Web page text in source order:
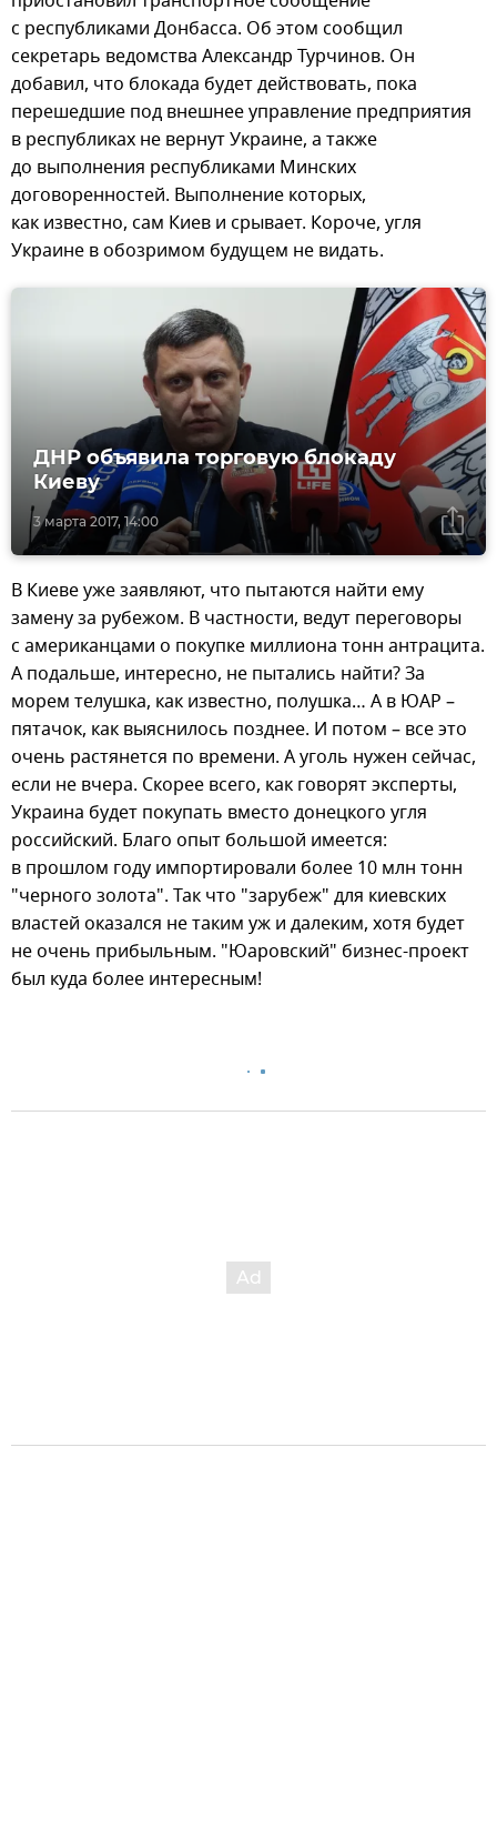
с республиками Донбасса. Об этом сообщил
секретарь ведомства Александр Турчинов. Он
добавил, что блокада будет действовать, пока
перешедшие под внешнее управление предприятия
в республиках не вернут Украине, а также
до выполнения республиками Минских
договоренностей. Выполнение которых,
как известно, сам Киев и срывает. Короче, угля
Украине в обозримом будущем не видать.
3 марта 2017, 14:00
ДНР объявила торговую блокаду
Киеву
В Киеве уже заявляют, что пытаются найти ему
замену за рубежом. В частности, ведут переговоры
с американцами о покупке миллиона тонн антрацита.
А подальше, интересно, не пытались найти? За
морем телушка, как известно, полушка… А в ЮАР –
пятачок, как выяснилось позднее. И потом – все это
очень растянется по времени. А уголь нужен сейчас,
если не вчера. Скорее всего, как говорят эксперты,
Украина будет покупать вместо донецкого угля
российский. Благо опыт большой имеется:
в прошлом году импортировали более 10 млн тонн
"черного золота". Так что "зарубеж" для киевских
властей оказался не таким уж и далеким, хотя будет
не очень прибыльным. "Юаровский" бизнес-проект
был куда более интересным!